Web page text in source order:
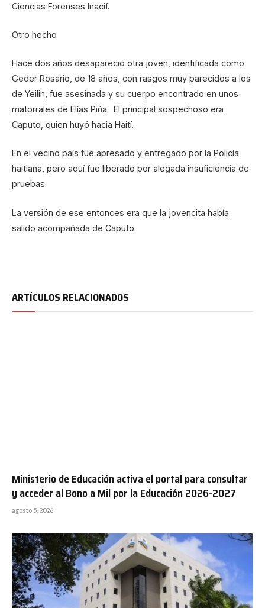
Ciencias Forenses Inacif.
Otro hecho
Hace dos años desapareció otra joven, identificada como
Geder Rosario, de 18 años, con rasgos muy parecidos a los
de Yeilin, fue asesinada y su cuerpo encontrado en unos
matorrales de Elías Piña. El principal sospechoso era
Caputo, quien huyó hacia Haití.
En el vecino país fue apresado y entregado por la Policía
haitiana, pero aquí fue liberado por alegada insuficiencia de
pruebas.
La versión de ese entonces era que la jovencita había
salido acompañada de Caputo.
ARTÍCULOS RELACIONADOS
Ministerio de Educación activa el portal para consultar
y acceder al Bono a Mil por la Educación 2026-2027
agosto 5, 2026